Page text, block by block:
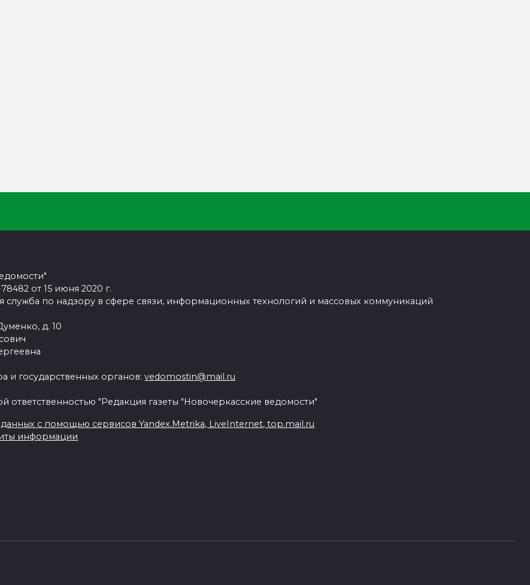
от 15 июня 2020 г.
по надзору в сфере связи, информационных технологий и массовых коммуникаций
д. 10
и государственных органов:vedomostin@mail.ru
ответственностью "Редакция газеты "Новочеркасские ведомости"
с помощью сервисов Yandex.Metrika, LiveInternet, top.mail.ru
информации